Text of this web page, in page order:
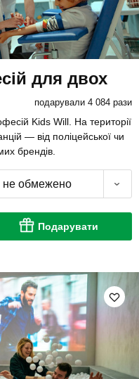
для двох
подарували 4 084 рази
Kids Will. На території
— від поліцейської чи
брендів.
не обмежено
Подарувати